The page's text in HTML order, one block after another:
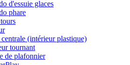
d'essuie glaces
phare
(intérieur plastique)
tournant
de plafonnier